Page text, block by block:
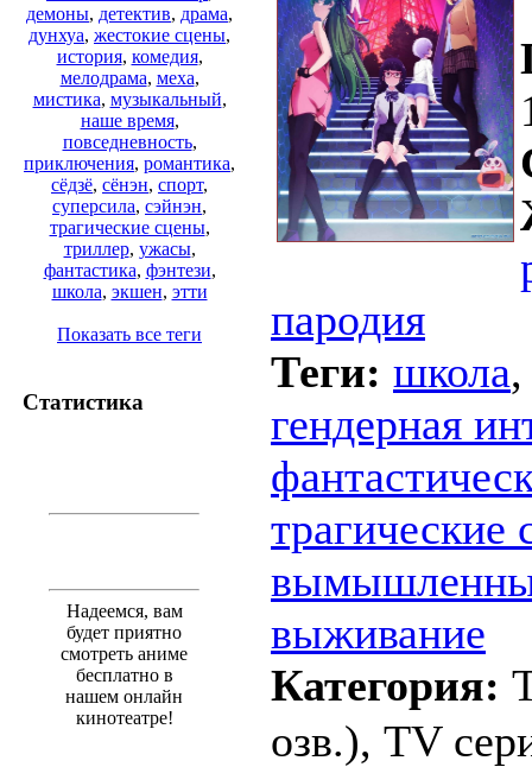
демоны, детектив, драма,
дунхуа, жестокие сцены,
история, комедия,
мелодрама, меха,
мистика, музыкальный,
наше время,
повседневность,
приключения, романтика,
сёдзё, сёнэн, спорт,
суперсила, сэйнэн,
трагические сцены,
триллер, ужасы,
фантастика, фэнтези,
школа, экшен, этти
Показать все теги
Статистика
Надеемся, вам
будет приятно
смотреть аниме
бесплатно в
нашем онлайн
кинотеатре!
пародия
Теги: школа
гендерная
трагические
выживание
Категория:
озв.), TV